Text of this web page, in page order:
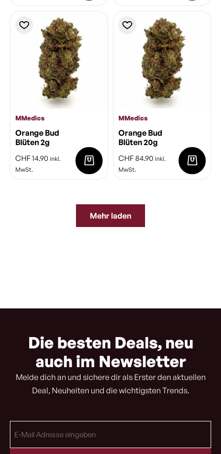
MMedics
Orange Bud
Blüten 2g
CHF14.90 inkl.
MwSt.
MMedics
Orange Bud
Blüten 20g
CHF 84.90 inkl.
MwSt.
Mehr laden
Die besten Deals, neu
auch im Newsletter
Melde dich an und sichere dir als Erster den aktuellen
Deal, Neuheiten und die wichtigsten Trends.
Mail